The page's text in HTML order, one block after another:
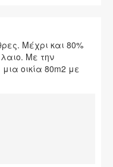
Μέχρι και 80%
Με την
οικία 80m2 με